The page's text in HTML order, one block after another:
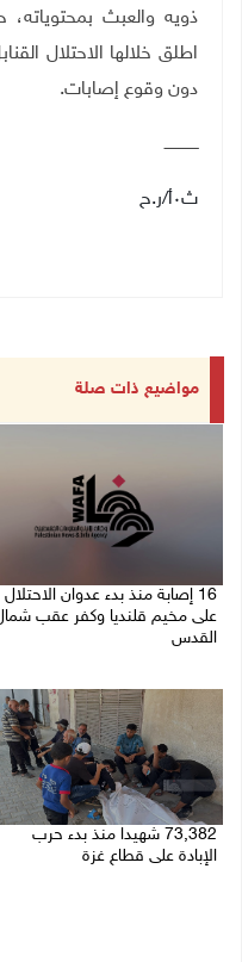
ذويه والعبث
اطلق خلالها الاحتلال
دون وقوع إصابات.
ــــــــــــــ
ث٠أ/ر.ح
مواضيع ذات صلة
16 إصابة منذ بدء عدوان الاحتلال
على مخيم قلنديا وكفر عقب
القدس
73,382 شهيدا منذ بدء حرب
الإبادة على قطاع غزة